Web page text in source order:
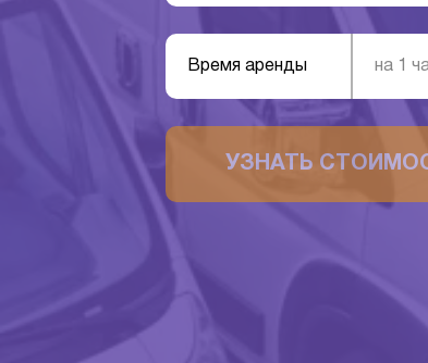
Время аренды на 1
УЗНАТЬ